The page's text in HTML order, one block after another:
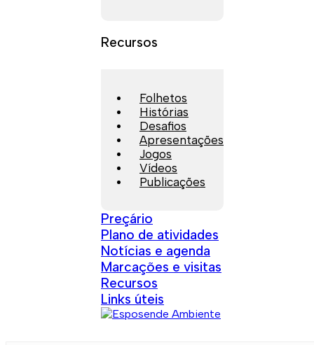
Recursos
Folhetos
Histórias
Desafios
Apresentações
Jogos
Vídeos
Publicações
Preçário
Plano de atividades
Notícias e agenda
Marcações e visitas
Recursos
Links úteis